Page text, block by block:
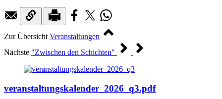
Zur Übersicht Veranstaltungen
Nächste "Zwischen den Schichten"
veranstaltungskalender_2026_q3.pdf